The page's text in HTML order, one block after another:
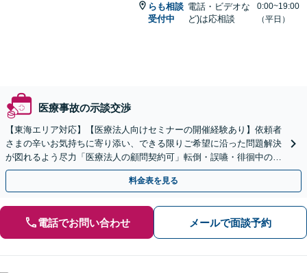
らも相談
受付中
電話・ビデオな
ど)は応相談
0:00~19:00
（平日）
医療事故の示談交渉
【東海エリア対応】【医療法人向けセミナーの開催経験あり】依頼者
さまの辛いお気持ちに寄り添い、できる限りご希望に沿った問題解決
が図れるよう尽力「医療法人の顧問契約可」転倒・誤嚥・徘徊中の事
故など、介護事故のご相談も対応【休日・夜間相談可】
料金表を見る
電話でお問い合わせ メールで面談予約